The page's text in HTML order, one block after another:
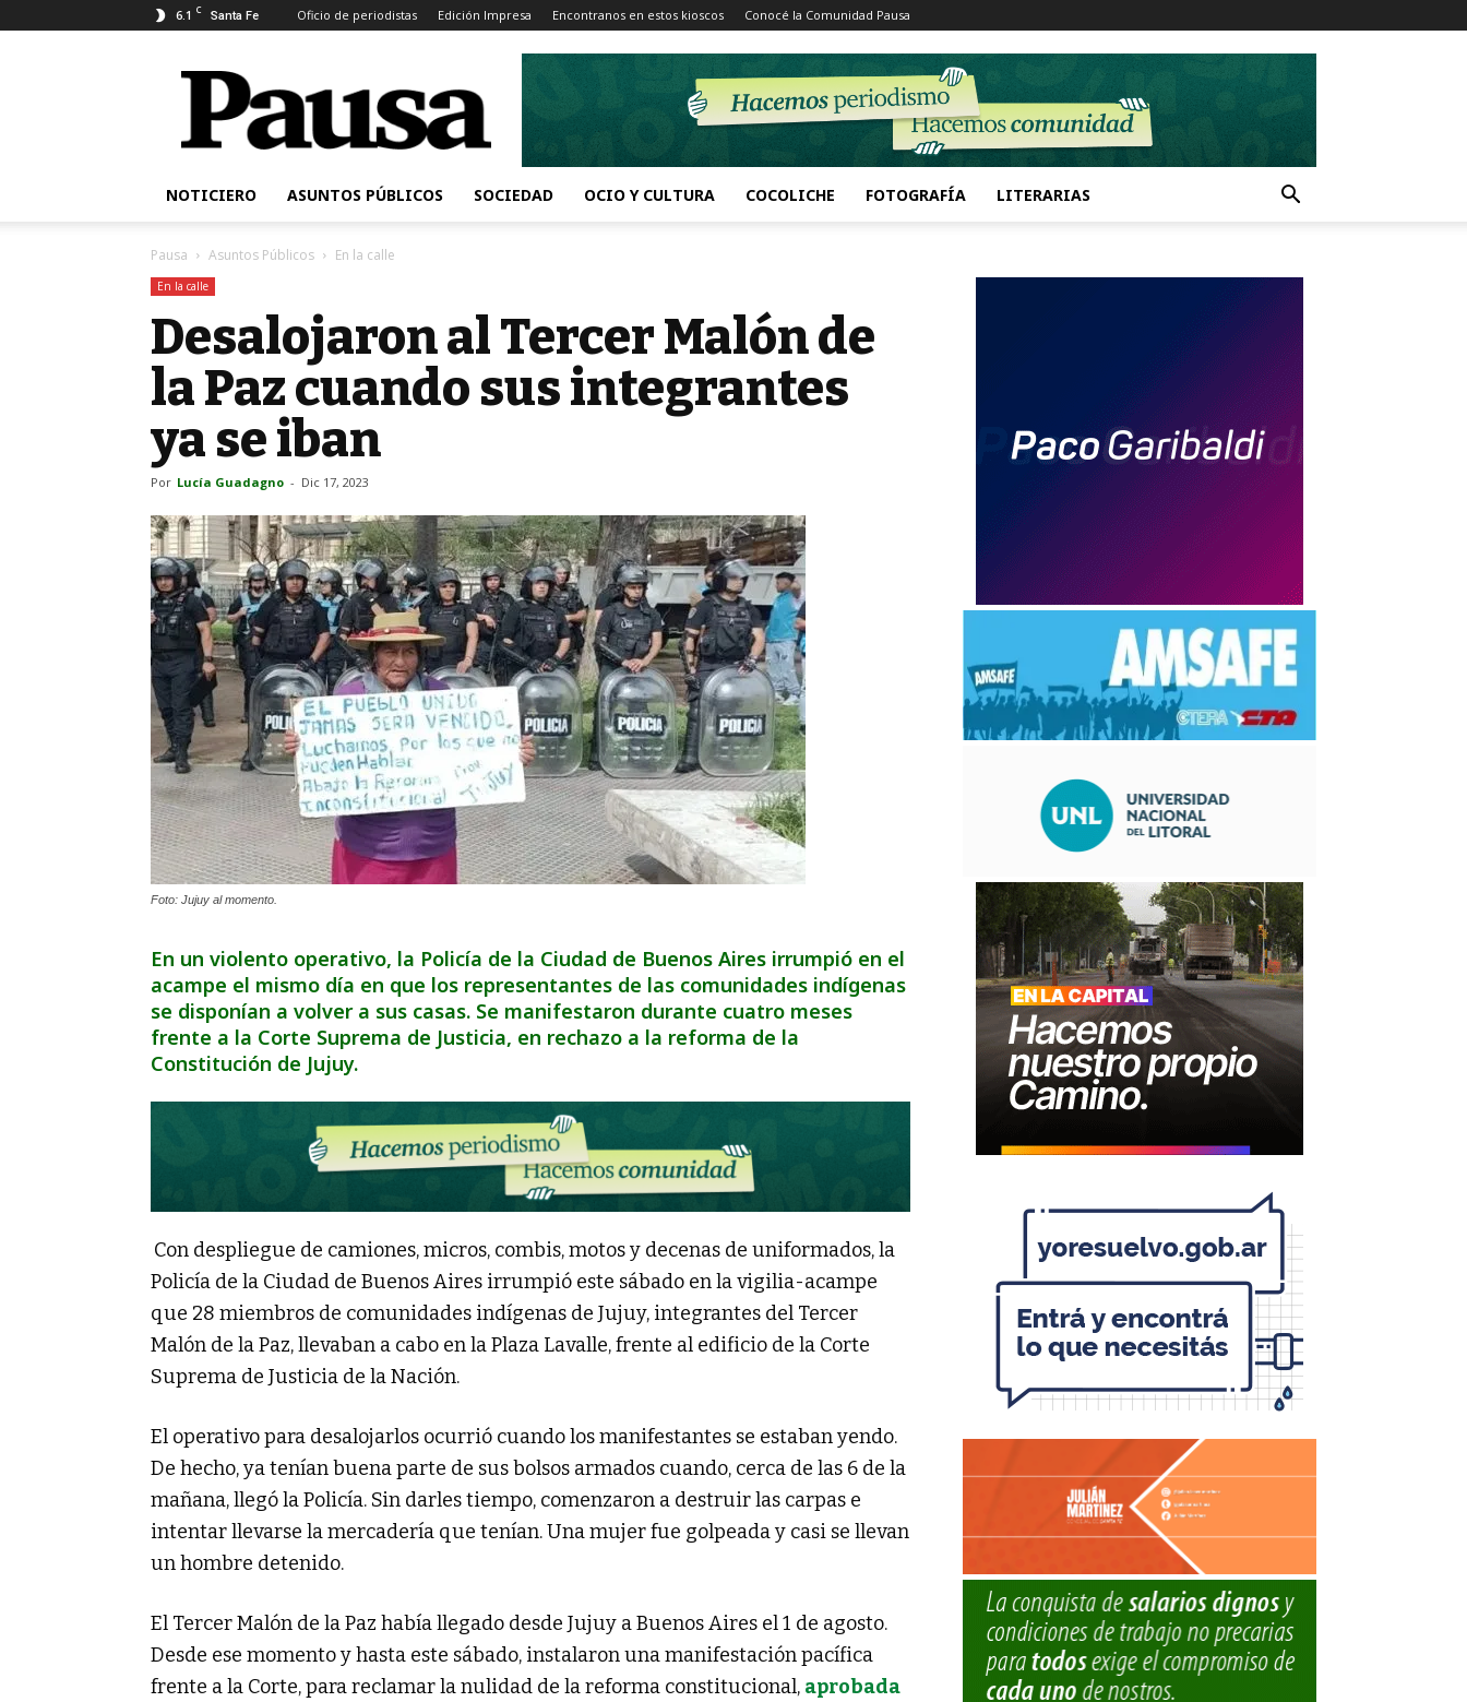
6.1 C Santa Fe Oficio de periodistas Edición Impresa Encontranos en estos kioscos Conocé la Comunidad Pausa
Pausa
NOTICIERO ASUNTOS PÚBLICOS SOCIEDAD OCIO Y CULTURA COCOLICHE FOTOGRAFÍA LITERARIAS
Pausa Asuntos Públicos En la calle
En la calle
Desalojaron al Tercer Malón de
la Paz cuando sus integrantes
ya se iban
Por Lucía Guadagno - Dic 17, 2023
Foto: Jujuy al momento.
En un violento operativo, la Policía de la Ciudad de Buenos Aires irrumpió en el
acampe el mismo día en que los representantes de las comunidades indígenas
se disponían a volver a sus casas. Se manifestaron durante cuatro meses
frente a la Corte Suprema de Justicia, en rechazo a la reforma de la
Constitución de Jujuy.
Con despliegue de camiones, micros, combis, motos y decenas de uniformados, la
Policía de la Ciudad de Buenos Aires irrumpió este sábado en la vigilia-acampe
que 28 miembros de comunidades indígenas de Jujuy, integrantes del Tercer
Malón de la Paz, llevaban a cabo en la Plaza Lavalle, frente al edificio de la Corte
Suprema de Justicia de la Nación.
El operativo para desalojarlos ocurrió cuando los manifestantes se estaban yendo.
De hecho, ya tenían buena parte de sus bolsos armados cuando, cerca de las 6 de la
mañana, llegó la Policía. Sin darles tiempo, comenzaron a destruir las carpas e
intentar llevarse la mercadería que tenían. Una mujer fue golpeada y casi se llevan
un hombre detenido.
El Tercer Malón de la Paz había llegado desde Jujuy a Buenos Aires el 1 de agosto.
Desde ese momento y hasta este sábado, instalaron una manifestación pacífica
frente a la Corte, para reclamar la nulidad de la reforma constitucional, aprobada